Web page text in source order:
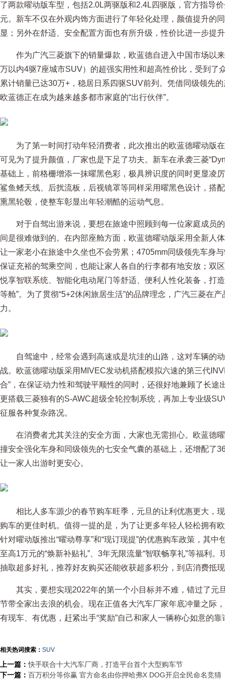
了两款曜动版车型，包括2.0L两驱版和2.4L四驱版，官方指导
元。新车不仅在外观内饰方面进行了年轻化处理，颜值提升的
显；另外在舒适、安全配置方面也有所升级，性价比进一步提
作为广汽三菱旗下的销量爆款，欧蓝德自进入中国市场以
万以内4驱7座城市SUV）的超强实用性和超高性价比，受到了
累计销量已达30万+，稳居日系四驱SUV前列。凭借同级领先
欧蓝德正在成为越来越多都市家庭的“出行伙伴”。
为了第一时间打动年轻消费者，此次推出的欧蓝德曜动版
可见为了提升颜值，厂家也是下足了功夫。新车在承袭三菱
基础上，前格栅增添一抹曜黑色彩，极具辨识度的同时更显凌
鲨鱼鳍天线、后扰流板，后视镜罩等同样采用曜黑色设计，搭
熏黑轮毂，使整车彰显出年轻潮酷的运动气息。
对于自驾出游来说，要想在旅途中照顾到每一位家庭成员
间是很难做到的。在内部座舱方面，欧蓝德曜动版采用全新人
让一家老小在旅途中久坐也不会劳累；4705mm同级领先车身
保证充裕的驾乘空间，也能让家人各自的行李都有地安放；双
悦享智联系统、智能化电动尾门等舒适、便利人性化装备，打
等舱”。为了贯彻“5+2休闲旅居生活”的品牌理念，广汽三菱在
力。
自驾途中，经常会遇到高速或是坑洼的山路，这对车辆的
战。欧蓝德曜动版采用MIVEC发动机搭配模拟六速的第三代
合”，在保证动力性和驾驶平顺性的同时，还很好地兼顾了长途
更搭载三菱独有的S-AWC超级全轮控制系统，再加上专业级
征服各种复杂路况。
在消费者尤其关注的安全方面，大家也无需担心。欧蓝德
撞安全强化车身和同级领先的七安全气囊的基础上，还增配了
让一家人出游时更安心。
相比人多车源少的春节购车旺季，元旦的让利优惠更大，
购车的更佳时机。值得一提的是，为了让更多年轻人轻松拥有
针对曜动版推出“曜动尊享”和“现订现提”的优惠购车政策，其
至高1万元的“焕新补贴礼”、3年无限流量“智联畅享礼”等福利
抽取超多好礼，推荐好友购买还能收获超多积分，到店消费抵
其实，要想实现2022年的第一个小目标并不难，错过了元
节带全家出去浪的机会。现在正值各大汽车厂家年底冲量之际
有现车、有优惠，赶紧出手“奖励”自己和家人一辆称心如意的
相关热词搜索： SUV
上一篇：快手联合十大汽车厂商，打造平台首个大型购车节
下一篇： 百万积分等你赢 官方命名由你押哈弗X DOG开启全民命名竞猜